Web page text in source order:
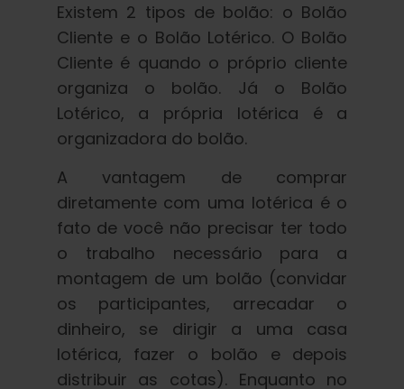
Existem 2 tipos de bolão: o Bolão
Cliente e o Bolão Lotérico. O Bolão
Cliente é quando o próprio cliente
organiza o bolão. Já o Bolão
Lotérico, a própria lotérica é a
organizadora do bolão.
A vantagem de comprar
diretamente com uma lotérica é o
fato de você não precisar ter todo
o trabalho necessário para a
montagem de um bolão (convidar
os participantes, arrecadar o
dinheiro, se dirigir a uma casa
lotérica, fazer o bolão e depois
distribuir as cotas). Enquanto no